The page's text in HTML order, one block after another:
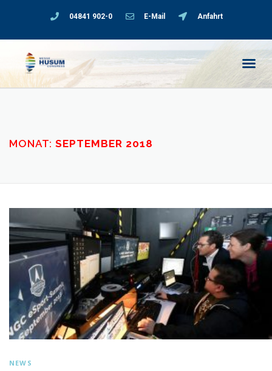
04841 902-0 E-Mail Anfahrt
MONAT: SEPTEMBER 2018
NEWS